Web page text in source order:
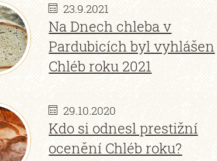
23.9.2021
Na Dnech chleba v
Pardubicích byl vyhlášen
Chléb roku 2021
29.10.2020
Kdo si odnesl prestižní
ocenění Chléb roku?